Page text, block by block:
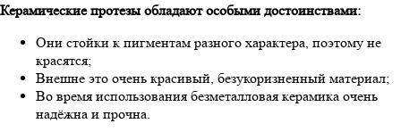
Керамические протезы обладают особыми достоинствами:
Они стойки к пигментам разного характера, поэтому не
красятся;
Внешне это очень красивый, безукоризненный материал;
Во время использования безметалловая керамика очень
надёжна и прочна.